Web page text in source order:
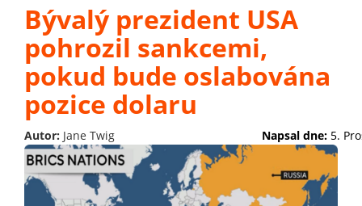
Bývalý prezident USA
pohrozil sankcemi,
pokud bude oslabována
pozice dolaru
Autor: Jane Twig Napsal dne: 5.